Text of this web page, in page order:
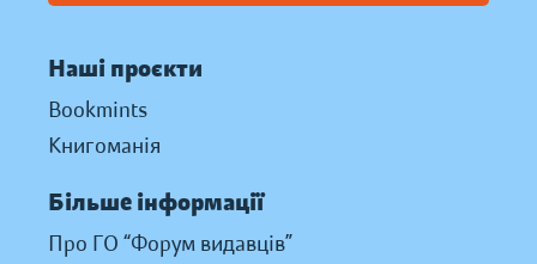
Наші проєкти
Bookmints
Книгоманія
Більше інформації
Про ГО “Форум видавців”